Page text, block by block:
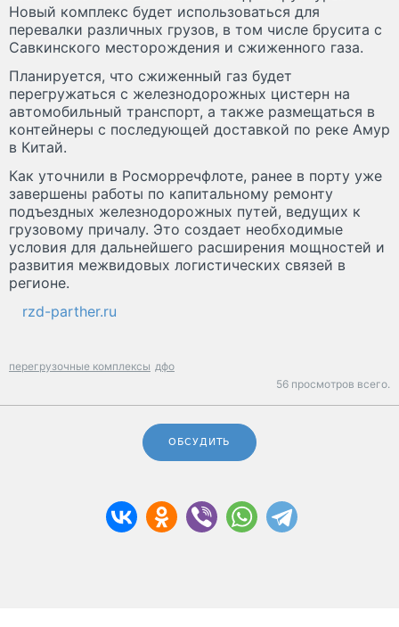
Новый комплекс будет использоваться для
перевалки различных грузов, в том числе брусита с
Савкинского месторождения и сжиженного газа.
Планируется, что сжиженный газ будет
перегружаться с железнодорожных цистерн на
автомобильный транспорт, а также размещаться в
контейнеры с последующей доставкой по реке Амур
в Китай.
Как уточнили в Росморречфлоте, ранее в порту уже
завершены работы по капитальному ремонту
подъездных железнодорожных путей, ведущих к
грузовому причалу. Это создает необходимые
условия для дальнейшего расширения мощностей и
развития межвидовых логистических связей в
регионе.
rzd-parther.ru
перегрузочные комплексы дфо
56 просмотров всего.
ОБСУДИТЬ